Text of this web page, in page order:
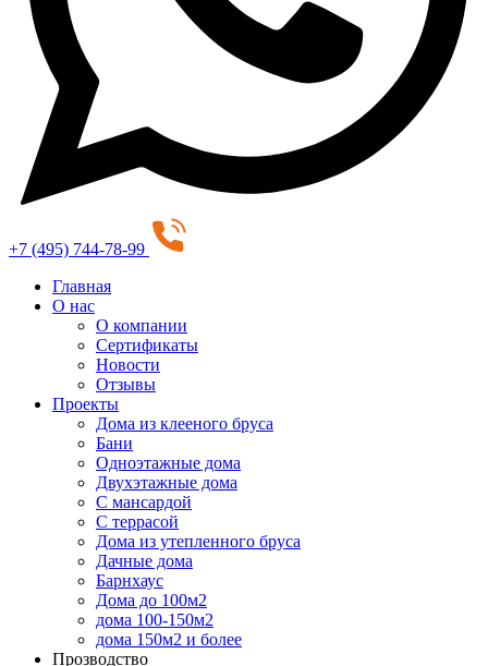
+7 (495) 744-78-99
Главная
О нас
О компании
Сертификаты
Новости
Отзывы
Проекты
Дома из клееного бруса
Бани
Одноэтажные дома
Двухэтажные дома
С мансардой
С террасой
Дома из утепленного бруса
Дачные дома
Барнхаус
Дома до 100м2
дома 100-150м2
дома 150м2 и более
Прозводство